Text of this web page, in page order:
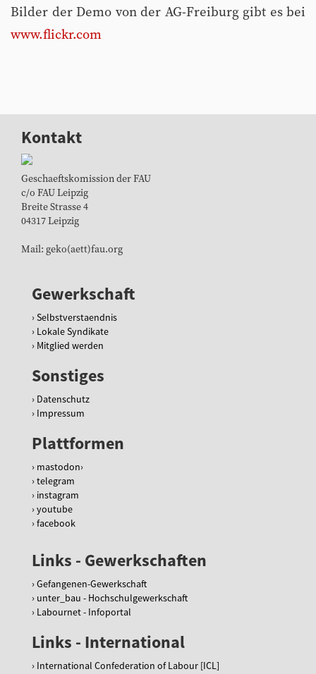
Bilder der Demo von der AG-Freiburg gibt es bei
www.flickr.com
Kontakt
Geschaeftskomission der FAU
c/o FAU Leipzig
Breite Strasse 4
04317 Leipzig
Mail: geko(aett)fau.org
Gewerkschaft
Selbstverstaendnis
Lokale Syndikate
Mitglied werden
Sonstiges
Datenschutz
Impressum
Plattformen
mastodon
telegram
instagram
youtube
facebook
Links - Gewerkschaften
Gefangenen-Gewerkschaft
unter_bau - Hochschulgewerkschaft
Labournet - Infoportal
Links - International
International Confederation of Labour [ICL]